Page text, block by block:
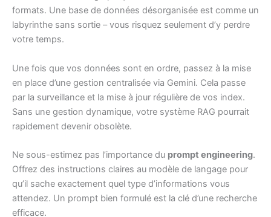
formats. Une base de données désorganisée est comme un
labyrinthe sans sortie – vous risquez seulement d’y perdre
votre temps.
Une fois que vos données sont en ordre, passez à la mise
en place d’une gestion centralisée via Gemini. Cela passe
par la surveillance et la mise à jour régulière de vos index.
Sans une gestion dynamique, votre système RAG pourrait
rapidement devenir obsolète.
Ne sous-estimez pas l’importance du prompt engineering.
Offrez des instructions claires au modèle de langage pour
qu’il sache exactement quel type d’informations vous
attendez. Un prompt bien formulé est la clé d’une recherche
efficace.